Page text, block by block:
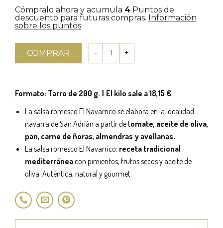
Cómpralo ahora y acumula 4 Puntos de
descuento para futuras compras. Información
sobre los puntos
COMPRAR
Formato: Tarro de 200 g. || El kilo sale a 18,15 €
La salsa romesco El Navarrico se elabora en la localidad
navarra de San Adrián a partir de tomate, aceite de oliva,
pan, carne de ñoras, almendras y avellanas.
La salsa romesco El Navarrico: receta tradicional
mediterráneacon pimientos, frutos secos y aceite de
oliva. Auténtica, natural y gourmet.